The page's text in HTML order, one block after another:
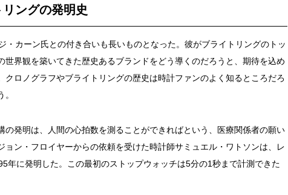
ングの発明史
・カーン氏との付き合いも長いものとなった。彼がブライトリングのトッ
世界観を築いてきた歴史あるブランドをどう導くのだろうと、期待を込め
クロノグラフやブライトリングの歴史は時計ファンのよく知るところだろ
の発明は、人間の心拍数を測ることができればという、医療関係者の願い
ョン・フロイヤーからの依頼を受けた時計師サミュエル・ワトソンは、レ
年に発明した。この最初のストップウォッチは5分の1秒まで計測できた